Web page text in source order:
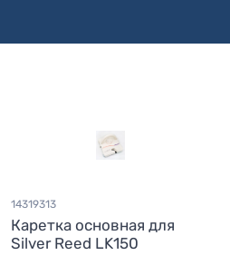
14319313
Каретка основная для
Silver Reed LK150